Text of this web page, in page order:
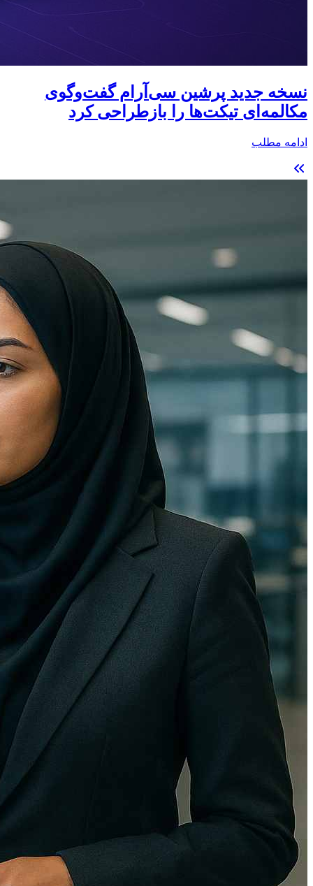
نسخه جدید پرشین سی‌آر‌ام گفت‌وگوی
مکالمه‌ای تیکت‌ها را بازطراحی کرد
ادامه مطلب